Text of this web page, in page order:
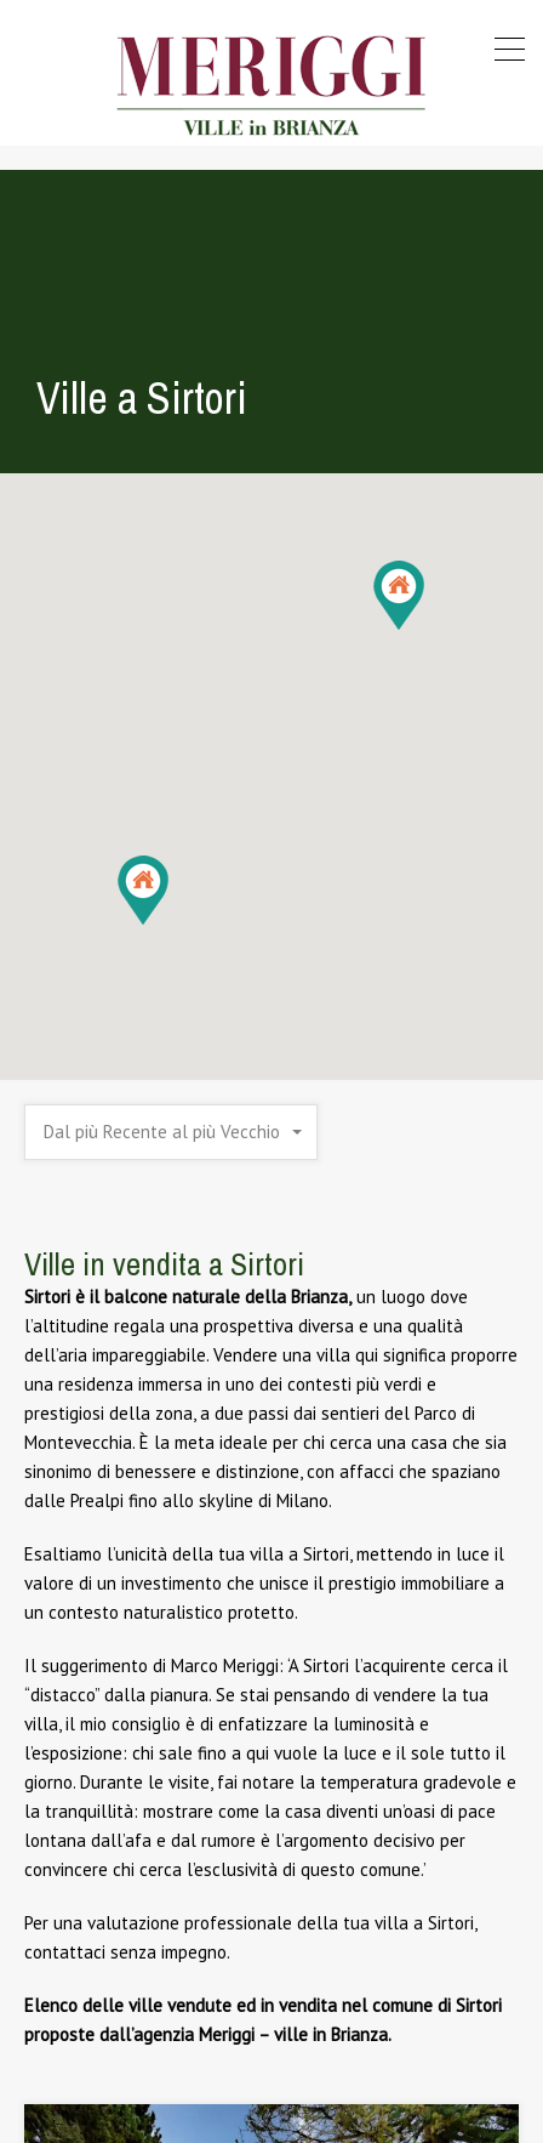
Ville a Sirtori
Dal più Recente al più Vecchio
Ville in vendita a Sirtori
Sirtori è il balcone naturale della Brianza,un luogo dove
l’altitudine regala una prospettiva diversa e una qualità
dell’aria impareggiabile. Vendere una villa qui significa proporre
una residenza immersa in uno dei contesti più verdi e
prestigiosi della zona, a due passi dai sentieri del Parco di
Montevecchia. È la meta ideale per chi cerca una casa che sia
sinonimo di benessere e distinzione, con affacci che spaziano
dalle Prealpi fino allo skyline di Milano.
Esaltiamo l’unicità della tua villa a Sirtori, mettendo in luce il
valore di un investimento che unisce il prestigio immobiliare a
un contesto naturalistico protetto.
Il suggerimento di Marco Meriggi: ‘A Sirtori l’acquirente cerca il
“distacco” dalla pianura. Se stai pensando di vendere la tua
villa, il mio consiglio è di enfatizzare la luminosità e
l’esposizione: chi sale fino a qui vuole la luce e il sole tutto il
giorno. Durante le visite, fai notare la temperatura gradevole e
la tranquillità: mostrare come la casa diventi un’oasi di pace
lontana dall’afa e dal rumore è l’argomento decisivo per
convincere chi cerca l’esclusività di questo comune.’
Per una valutazione professionale della tua villa a Sirtori,
contattaci senza impegno.
Elenco delle ville vendute ed in vendita nel comune di Sirtori
proposte dall’agenzia Meriggi – ville in Brianza.